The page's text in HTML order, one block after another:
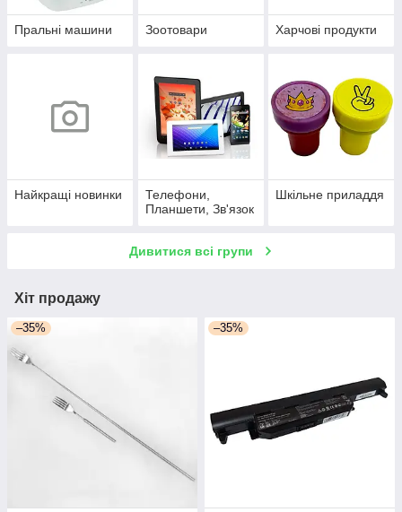
Пральні машини Зоотовари Харчові продукти
Найкращі новинки
Телефони,
Планшети, Зв'язок
Шкільне приладдя
Дивитися всі групи
Хіт продажу
–35% –35%